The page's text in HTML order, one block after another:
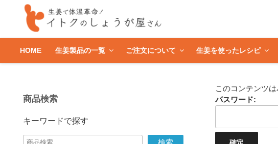
HOME 生姜製品の一覧 ご注文について 生姜を使ったレシピ
このコンテンツ
パスワード:
商品検索
キーワードで探す
検
検索